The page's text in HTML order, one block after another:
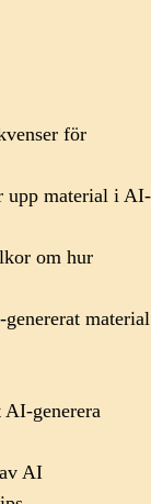
för
upp material i AI-
om hur
material
AI-generera
AI